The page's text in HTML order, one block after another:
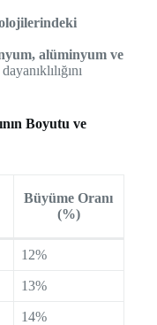
alüminyum ve
Boyutu ve
Büyüme Oranı
(%)
12%
13%
14%